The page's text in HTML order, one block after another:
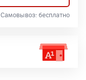
Самовывоз: бесплатно